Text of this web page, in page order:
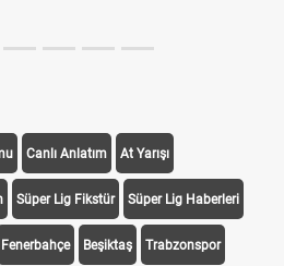
Canlı Anlatım At Yarışı
Süper Lig Fikstür Süper Lig Haberleri
Fenerbahçe Beşiktaş Trabzonspor